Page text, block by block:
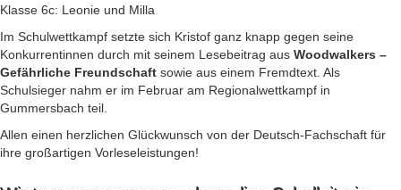
Klasse 6c: Leonie und Milla
Im Schulwettkampf setzte sich Kristof ganz knapp gegen seine
Konkurrentinnen durch mit seinem Lesebeitrag aus Woodwalkers –
Gefährliche Freundschaft sowie aus einem Fremdtext. Als
Schulsieger nahm er im Februar am Regionalwettkampf in
Gummersbach teil.
Allen einen herzlichen Glückwunsch von der Deutsch-Fachschaft für
ihre großartigen Vorleseleistungen!